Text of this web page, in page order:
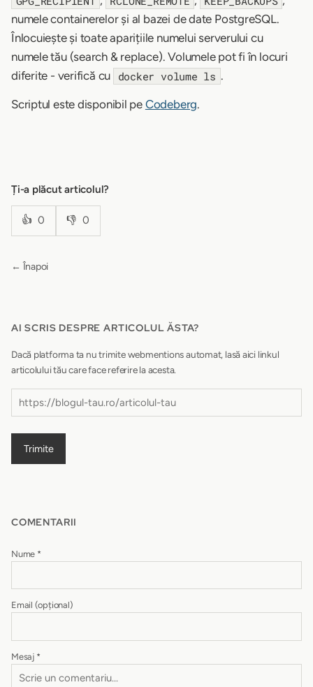
numele containerelor și al bazei de date PostgreSQL.
Înlocuiește și toate aparițiile numelui serverului cu
numele tău (search & replace). Volumele pot fi în locuri
diferite - verifică cu
docker volume ls .
Scriptul este disponibil pe Codeberg.
Ți-a plăcut articolul?
👍 0 👎 0
← Înapoi
AI SCRIS DESPRE ARTICOLUL ĂSTA?
Dacă platforma ta nu trimite webmentions automat, lasă aici linkul
articolului tău care face referire la acesta.
Trimite
COMENTARII
Nume *
Email (opțional)
Mesaj *